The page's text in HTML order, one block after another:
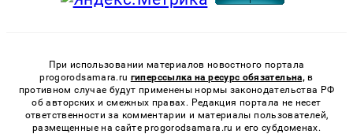
При использовании материалов новостного портала
progorodsamara.ru гиперссылка на ресурс обязательна, в
противном случае будут применены нормы законодательства РФ
об авторских и смежных правах. Редакция портала не несет
ответственности за комментарии и материалы пользователей,
размещенные на сайте progorodsamara.ru и его субдоменах.